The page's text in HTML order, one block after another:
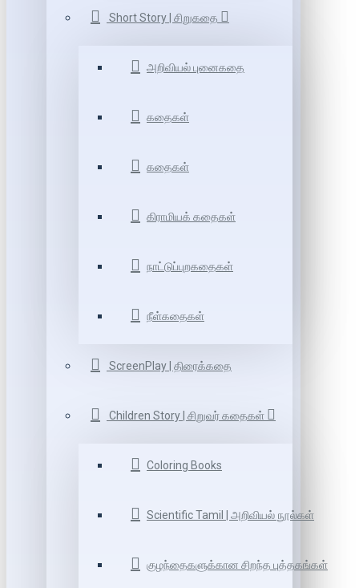
Short Story | சிறுகதை
அறிவியல் புனைகதை
கதைகள்
கதைகள்
கிராமியக் கதைகள்
நாட்டுப்புறகதைகள்
நீள்கதைகள்
ScreenPlay | திரைக்கதை
Children Story | சிறுவர் கதைகள்
Coloring Books
Scientific Tamil | அறிவியல் நூல்கள்
குழந்தைகளுக்கான சிறந்த புத்தகங்கள்